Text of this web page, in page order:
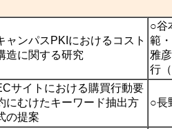
ャンパスPKIにおけるコスト
造に関する研究
○谷
範
雅
行
サイトにおける購買行動要
にむけたキーワード抽出方
の提案
○長